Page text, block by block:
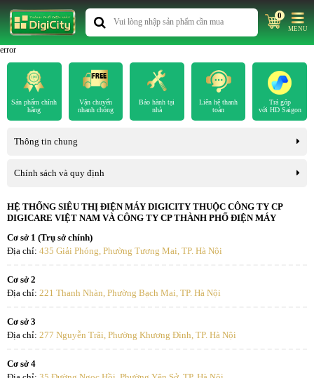
0
MENU
error
Sản phẩm chính
hãng
Vận chuyển
nhanh chóng
Bảo hành tại
nhà
Liên hệ thanh
toán
Trả góp
với HD Saigon
Thông tin chung
Chính sách và quy định
HỆ THỐNG SIÊU THỊ ĐIỆN MÁY DIGICITY THUỘC CÔNG TY CP
DIGICARE VIỆT NAM VÀ CÔNG TY CP THÀNH PHỐ ĐIỆN MÁY
Cơ sở 1 (Trụ sở chính)
Địa chỉ: 435 Giải Phóng, Phường Tương Mai, TP. Hà Nội
Cơ sở 2
Địa chỉ: 221 Thanh Nhàn, Phường Bạch Mai, TP. Hà Nội
Cơ sở 3
Địa chỉ: 277 Nguyễn Trãi, Phường Khương Đình, TP. Hà Nội
Cơ sở 4